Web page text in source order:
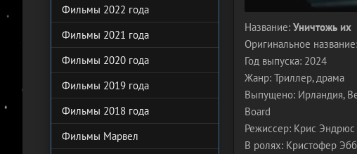
Название: Уничтожь их
Оригинальное название:
Год выпуска: 2024
Жанр: Триллер, драма
Выпущено: Ирландия,
Board
Режиссер: Крис Эндрюс
В ролях: Кристофер
Фильмы 2022 года
Фильмы 2021 года
Фильмы 2020 года
Фильмы 2019 года
Фильмы 2018 года
Фильмы Марвел